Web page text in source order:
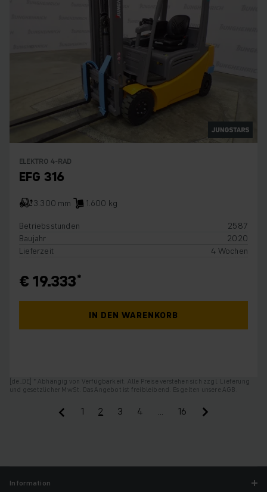
ELEKTRO 4-RAD
EFG 316
3.300 mm
1.600 kg
Betriebsstunden
2587
Baujahr
2020
Lieferzeit
4 Wochen
€ 19.333
IN DEN WARENKORB
[de_DE] * Abhängig von Verfügbarkeit. Alle Preise verstehen sich zzgl. Lieferung
und gesetzlicher MwSt. Das Angebot ist freibleibend. Es gelten unsere AGB.
1 2 3 4 … 16
Information